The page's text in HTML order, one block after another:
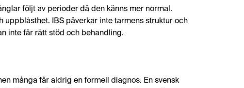
följt av perioder då den känns mer normal.
IBS påverkar inte tarmens struktur och
inte får rätt stöd och behandling.
många får aldrig en formell diagnos. En svensk